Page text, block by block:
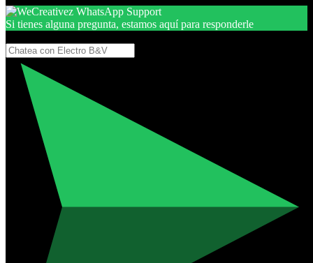
Si tienes alguna pregunta, estamos aquí para responderle